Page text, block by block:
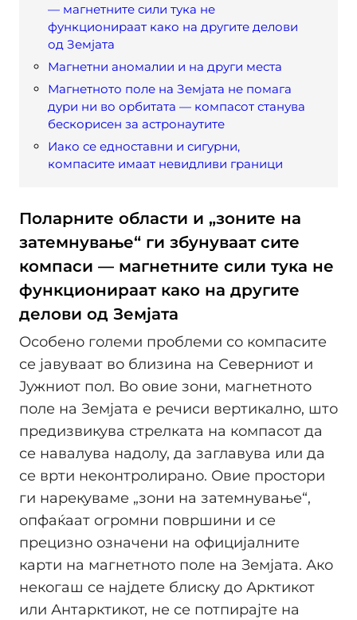
— магнетните сили тука не
функционираат како на другите делови
од Земјата
Магнетни аномалии и на други места
Магнетното поле на Земјата не помага
дури ни во орбитата — компасот станува
бескорисен за астронаутите
Иако се едноставни и сигурни,
компасите имаат невидливи граници
Поларните области и „зоните на
затемнување“ ги збунуваат сите
компаси — магнетните сили тука не
функционираат како на другите
делови од Земјата
Особено големи проблеми со компасите
се јавуваат во близина на Северниот и
Јужниот пол. Во овие зони, магнетното
поле на Земјата е речиси вертикално, што
предизвикува стрелката на компасот да
се навалува надолу, да заглавува или да
се врти неконтролирано. Овие простори
ги нарекуваме „зони на затемнување“,
опфаќаат огромни површини и се
прецизно означени на официјалните
карти на магнетното поле на Земјата. Ако
некогаш се најдете блиску до Арктикот
или Антарктикот, не се потпирајте на